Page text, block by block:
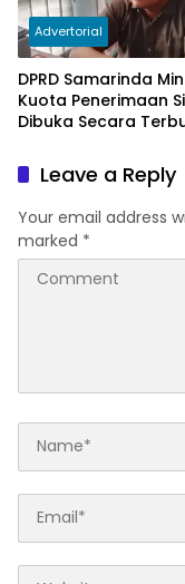
Advertorial
DPRD Samarinda
Kuota Penerimaan
Dibuka Secara
Leave a Reply
Your email address
marked *